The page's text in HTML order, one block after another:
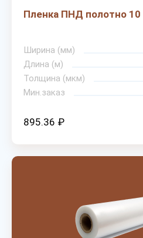
Пленка ПНД полотно
Ширина (мм)
Длина (м)
Толщина (мкм)
Мин.заказ
895.36 ₽